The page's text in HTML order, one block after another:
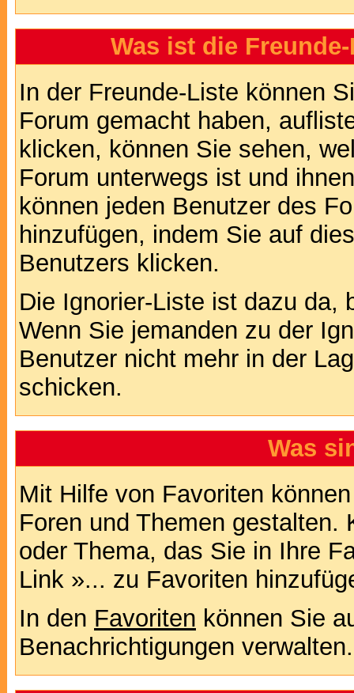
Was ist die
In der Freunde-Liste können
Forum gemacht haben,
klicken, können Sie sehen,
Forum unterwegs ist und
können jeden Benutzer des
hinzufügen, indem Sie auf
Benutzers klicken.
Die Ignorier-Liste ist dazu da,
Wenn Sie jemanden zu der
Benutzer nicht mehr in der
schicken.
Was
Mit Hilfe von Favoriten
Foren und Themen
oder Thema, das Sie in Ihre
Link »... zu Favoriten
In den Favoriten können Sie
Benachrichtigungen verwalten.